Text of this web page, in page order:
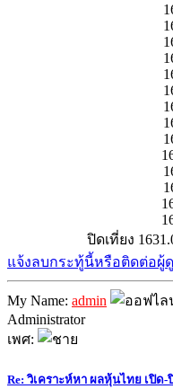
ปิดเที่ยง
แจ้งลบกระทู้นี้หรือติดต่อผู้
My Name: admin
Administrator
เพศ:
Re: วิเคราะห์หา ผลหุ้นไทย เปิด